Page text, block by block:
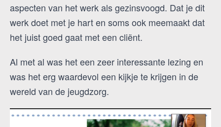
aspecten van het werk als gezinsvoogd. Dat je dit
werk doet met je hart en soms ook meemaakt dat
het juist goed gaat met een cliënt.
Al met al was het een zeer interessante lezing en
was het erg waardevol een kijkje te krijgen in de
wereld van de jeugdzorg.